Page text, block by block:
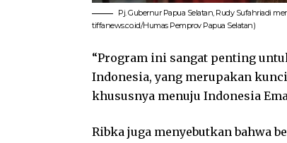
Pj. Gubernur Papua Selatan, Rudy Sufahriadi
tiffanews.co.id/Humas Pemprov Papua Selatan)
“Program ini sangat penting
Indonesia, yang merupakan
khususnya menuju Indonesia
Ribka juga menyebutkan bahwa